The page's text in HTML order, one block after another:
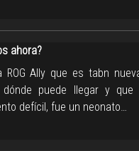
ahora?
Ally que es tabn
puede llegar y
defícil, fue un neonato…